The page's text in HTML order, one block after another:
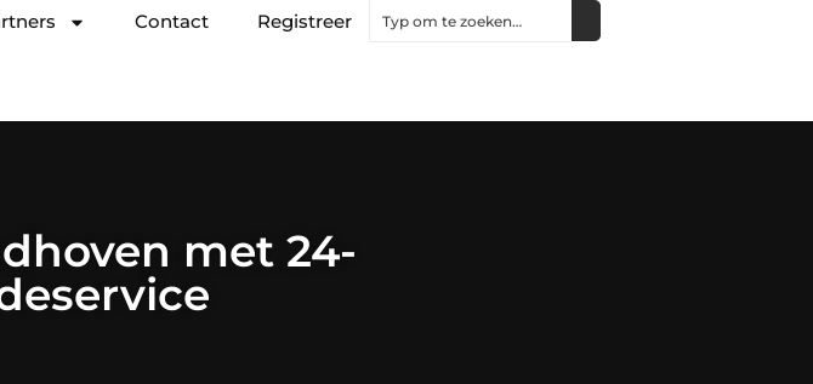
Contact Registreer
met 24-